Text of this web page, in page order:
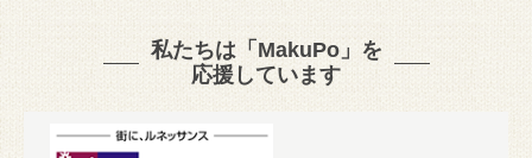
私たちは「MakuPo」を
応援しています